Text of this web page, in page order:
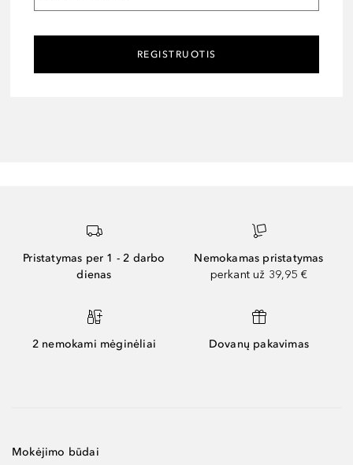
REGISTRUOTIS
Pristatymas per 1 - 2 darbo
dienas
Nemokamas pristatymas
perkant už 39,95 €
2 nemokami mėginėliai Dovanų pakavimas
Mokėjimo būdai